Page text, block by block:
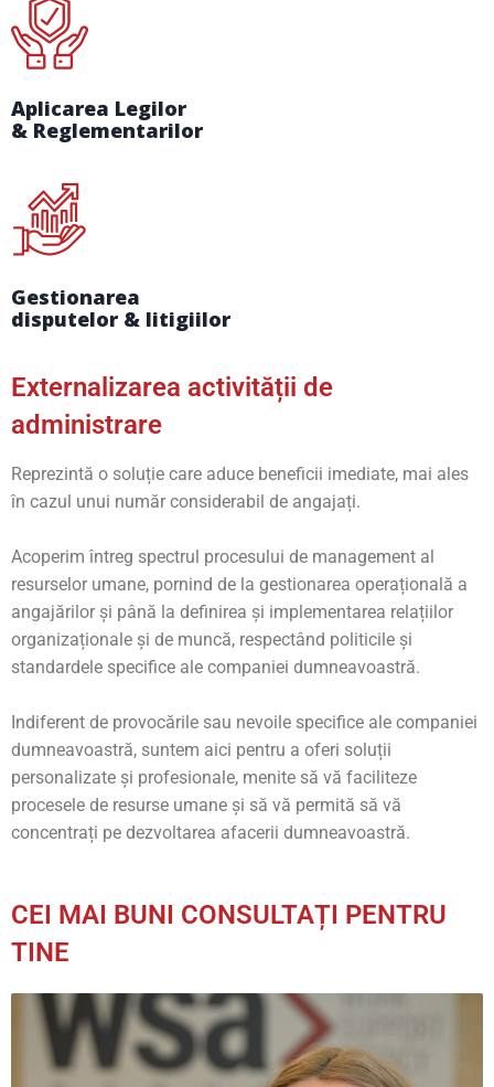
Aplicarea Legilor
& Reglementarilor
Gestionarea
disputelor & litigiilor
Externalizarea activității de
administrare
Reprezintă o soluție care aduce beneficii imediate, mai ales
în cazul unui număr considerabil de angajați.
Acoperim întreg spectrul procesului de management al
resurselor umane, pornind de la gestionarea operațională a
angajărilor și până la definirea și implementarea relațiilor
organizaționale și de muncă, respectând politicile și
standardele specifice ale companiei dumneavoastră.
Indiferent de provocările sau nevoile specifice ale companiei
dumneavoastră, suntem aici pentru a oferi soluții
personalizate și profesionale, menite să vă faciliteze
procesele de resurse umane și să vă permită să vă
concentrați pe dezvoltarea afacerii dumneavoastră.
CEI MAI BUNI CONSULTAȚI PENTRU
TINE